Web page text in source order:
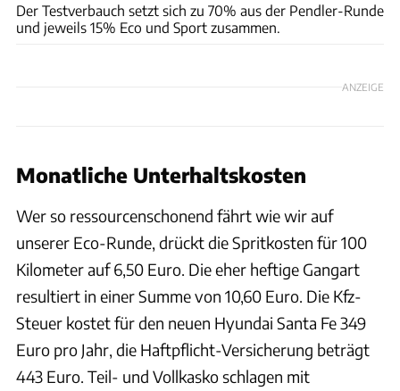
Der Testverbauch setzt sich zu 70% aus der Pendler-Runde
und jeweils 15% Eco und Sport zusammen.
ANZEIGE
Monatliche Unterhaltskosten
Wer so ressourcenschonend fährt wie wir auf
unserer Eco-Runde, drückt die Spritkosten für 100
Kilometer auf 6,50 Euro. Die eher heftige Gangart
resultiert in einer Summe von 10,60 Euro. Die Kfz-
Steuer kostet für den neuen Hyundai Santa Fe 349
Euro pro Jahr, die Haftpflicht-Versicherung beträgt
443 Euro. Teil- und Vollkasko schlagen mit